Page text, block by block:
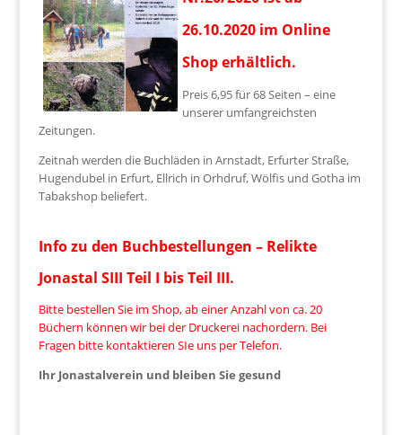
26.10.2020 im Online
Shop erhältlich.
Preis 6,95 für 68 Seiten – eine
unserer umfangreichsten
Zeitungen.
Zeitnah werden die Buchläden in Arnstadt, Erfurter Straße,
Hugendubel in Erfurt, Ellrich in Orhdruf, Wölfis und Gotha im
Tabakshop beliefert.
Info zu den Buchbestellungen – Relikte
Jonastal SIII Teil I bis Teil III.
Bitte bestellen Sie im Shop, ab einer Anzahl von ca. 20
Büchern können wir bei der Druckerei nachordern. Bei
Fragen bitte kontaktieren SIe uns per Telefon.
Ihr Jonastalverein und bleiben Sie gesund